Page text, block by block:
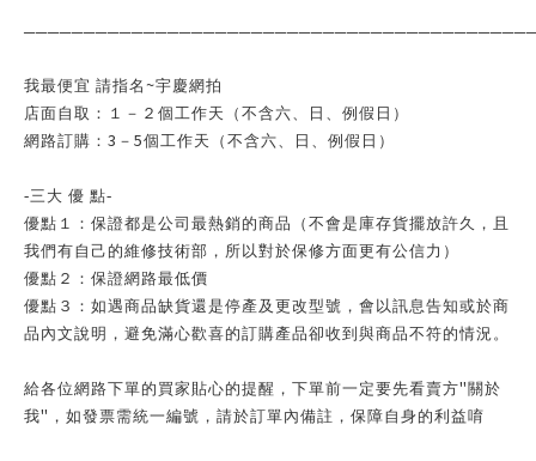
我最便宜 請指名 ~宇慶網拍
店面自取：１－２個工作天（不含六、日、例假日）
網路訂購： 3 － 5個工作天（不含六、日、例假日）
-三大 優 點-
優點１：保證都是公司最熱銷的商品（不會是庫存貨擺放許久，且
我們有自己的維修技術部，所以對於保修方面更有公信力）
優點２：保證網路最低價
優點３：如遇商品缺貨還是停產及更改型號，會以訊息告知或於商
品內文說明，避免滿心歡喜的訂購產品卻收到與商品不符的情況。
給各位網路下單的買家貼心的提醒，下單前一定要先看賣方" 關於
我" ，如發票需統一編號，請於訂單內備註，保障自身的利益唷